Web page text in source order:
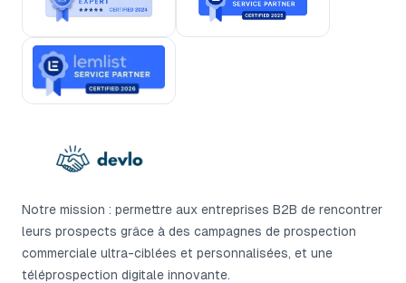
Notre mission : permettre aux entreprises B2B de rencontrer
leurs prospects grâce à des campagnes de prospection
commerciale ultra-ciblées et personnalisées, et une
téléprospection digitale innovante.